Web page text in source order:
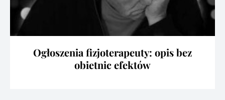
Ogłoszenia fizjoterapeuty: opis bez
obietnic efektów